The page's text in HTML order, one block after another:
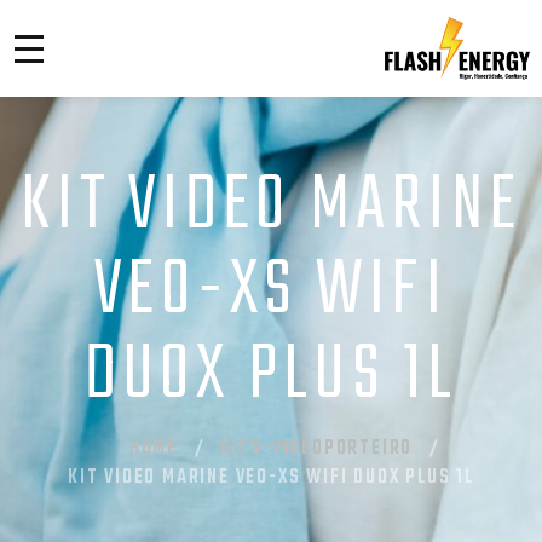
KIT VIDEO MARINE
VEO-XS WIFI
DUOX PLUS 1L
HOME
KITS-VIDEOPORTEIRO
KIT VIDEO MARINE VEO-XS WIFI DUOX PLUS 1L